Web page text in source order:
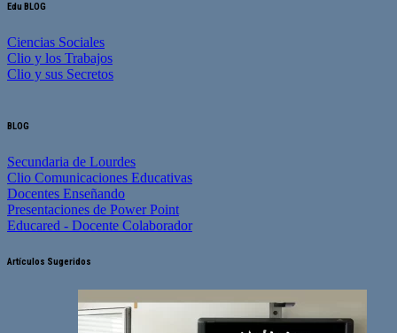
Edu BLOG
Ciencias Sociales
Clio y los Trabajos
Clio y sus Secretos
BLOG
Secundaria de Lourdes
Clio Comunicaciones Educativas
Docentes Enseñando
Presentaciones de Power Point
Educared - Docente Colaborador
Artículos Sugeridos